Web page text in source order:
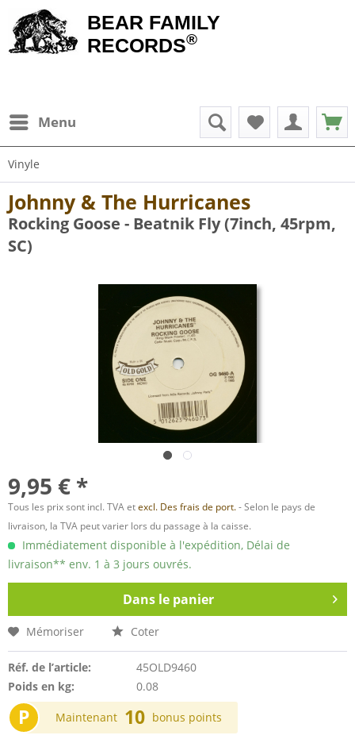
BEAR FAMILY
RECORDS®
Menu
Vinyle
Johnny & The Hurricanes
Rocking Goose - Beatnik Fly (7inch, 45rpm,
SC)
9,95 € *
Tous les prix sont incl. TVA etexcl. Des frais de port.- Selon le pays de
livraison, la TVA peut varier lors du passage à la caisse.
Immédiatement disponible à l'expédition, Délai de
livraison** env. 1 à 3 jours ouvrés.
Dans le panier
Mémoriser Coter
Réf. de l’article:
45OLD9460
Poids en kg:
0.08
P Maintenant 10 bonus points